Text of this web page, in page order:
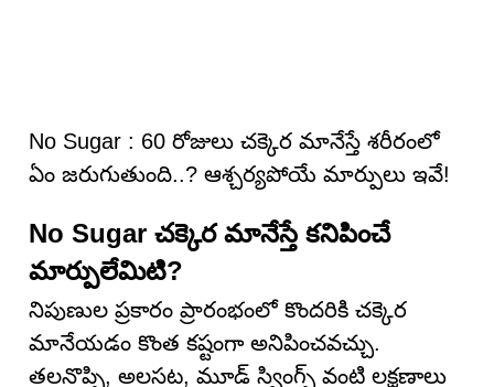
No Sugar : 60 రోజులు చక్కెర మానేస్తే శరీరంలో
ఏం జరుగుతుంది..? ఆశ్చర్యపోయే మార్పులు ఇవే!
No Sugar చక్కెర మానేస్తే కనిపించే
మార్పులేమిటి?
నిపుణుల ప్రకారం ప్రారంభంలో కొందరికి చక్కెర
మానేయడం కొంత కష్టంగా అనిపించవచ్చు.
తలనొప్పి, అలసట, మూడ్ స్వింగ్స్ వంటి లక్షణాలు